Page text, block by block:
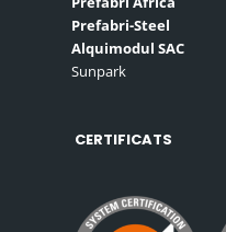
Prefabri-Steel
Alquimodul SAC
Sunpark
CERTIFICATS